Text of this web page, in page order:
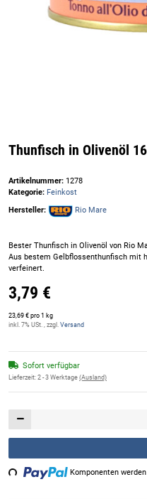
Thunfisch in Olivenöl
Artikelnummer: 1278
Kategorie: Feinkost
Hersteller:
Rio Mare
Bester Thunfisch in Olivenöl von Rio
Aus bestem Gelbflossenthunfisch mit
verfeinert.
3,79 €
23,69 € pro 1 kg
inkl. 7% USt. , zzgl. Versand
Sofort verfügbar
Lieferzeit: 2 - 3 Werktage (Ausland)
Komponenten